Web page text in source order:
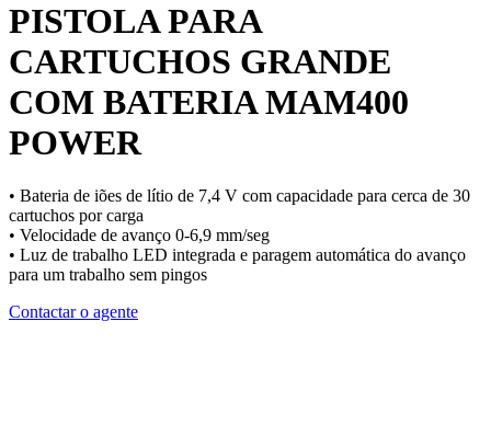
PISTOLA PARA
CARTUCHOS GRANDE
COM BATERIAMAM400
POWER
• Bateria de iões de lítio de 7,4 V com capacidade para cerca de 30
cartuchos por carga
• Velocidade de avanço 0-6,9 mm/seg
• Luz de trabalho LED integrada e paragem automática do avanço
para um trabalho sem pingos
Contactar o agente